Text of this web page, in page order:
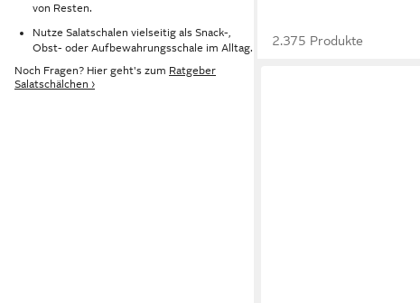
von Resten.
Nutze Salatschalen vielseitig als Snack-,
Obst- oder Aufbewahrungsschale im Alltag.
Noch Fragen? Hier geht's zum Ratgeber
Salatschälchen ›
2.375 Produkte